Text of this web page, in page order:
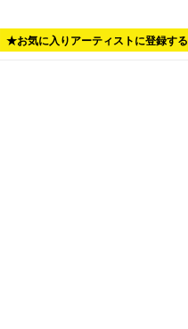
★お気に入りアーティストに登録する